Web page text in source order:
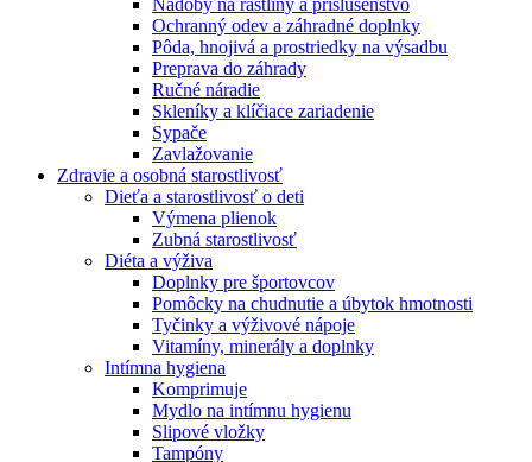
Ochranný odev a záhradné doplnky
Pôda, hnojivá a prostriedky na výsadbu
Preprava do záhrady
Ručné náradie
Skleníky a klíčiace zariadenie
Sypače
Zavlažovanie
Zdravie a osobná starostlivosť
Dieťa a starostlivosť o deti
Výmena plienok
Zubná starostlivosť
Diéta a výživa
Doplnky pre športovcov
Pomôcky na chudnutie a úbytok hmotnosti
Tyčinky a výživové nápoje
Vitamíny, minerály a doplnky
Intímna hygiena
Komprimuje
Mydlo na intímnu hygienu
Slipové vložky
Tampóny